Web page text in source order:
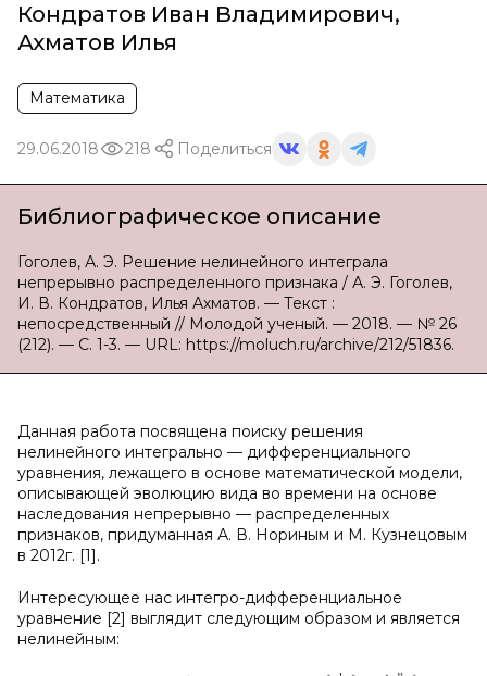
Кондратов Иван Владимирович,
Ахматов Илья
Математика
29.06.2018 218 Поделиться
Библиографическое описание
Гоголев, А. Э. Решение нелинейного интеграла
непрерывно распределенного признака / А. Э. Гоголев,
И. В. Кондратов, Илья Ахматов. — Текст :
непосредственный // Молодой ученый. — 2018. — № 26
(212). — С. 1-3. — URL: https://moluch.ru/archive/212/51836.
Данная работа посвящена поиску решения
нелинейного интегрально — дифференциального
уравнения, лежащего в основе математической модели,
описывающей эволюцию вида во времени на основе
наследования непрерывно — распределенных
признаков, придуманная А. В. Нориным и М. Кузнецовым
в 2012г. [1].
Интересующее нас интегро-дифференциальное
уравнение [2] выглядит следующим образом и является
нелинейным: